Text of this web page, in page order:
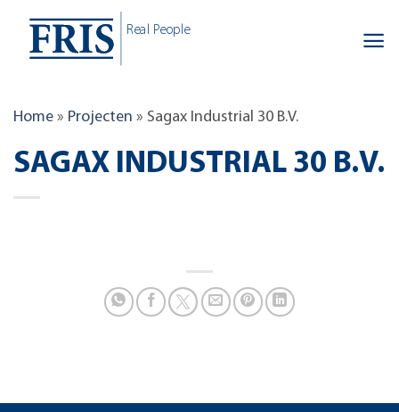
content
Real People
Home » Projecten » Sagax Industrial 30 B.V.
SAGAX INDUSTRIAL 30 B.V.